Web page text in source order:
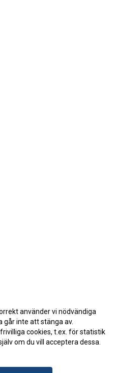
använder vi nödvändiga
går inte att stänga av.
cookies, t.ex. för statistik
om du vill acceptera dessa.